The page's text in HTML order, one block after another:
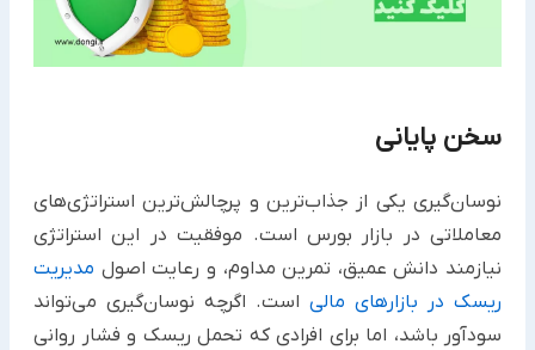
سخن پایانی
نوسان‌گیری یکی از جذاب‌ترین و پرچالش‌ترین استراتژی‌های
معاملاتی در بازار بورس است. موفقیت در این استراتژی
نیازمند دانش عمیق، تمرین مداوم، و رعایت اصول مدیریت
ریسک در بازارهای مالی است. اگرچه نوسان‌گیری می‌تواند
سودآور باشد، اما برای افرادی که تحمل ریسک و فشار روانی